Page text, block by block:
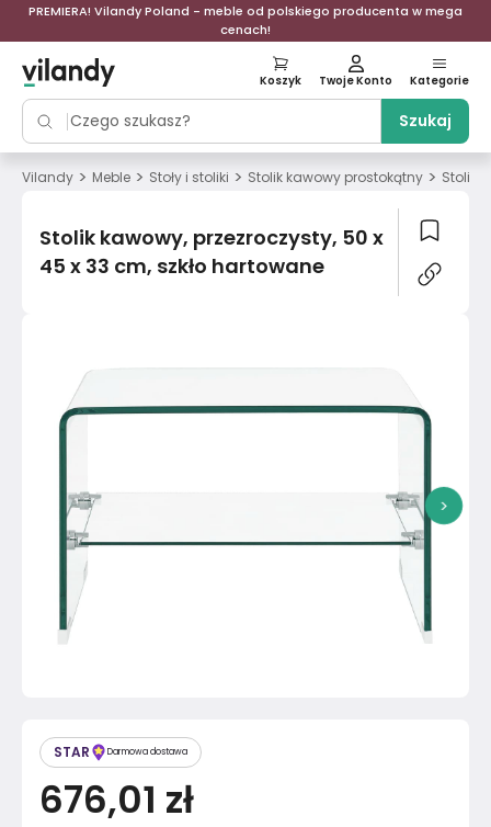
PREMIERA! Vilandy Poland - meble od polskiego producenta w mega
cenach!
Szukaj
Koszyk Twoje Konto Kategorie
Vilandy > Meble > Stoły i stoliki > Stolik kawowy prostokątny > Stolik
Stolik kawowy, przezroczysty, 50 x
45 x 33 cm, szkło hartowane
>
STAR Darmowa dostawa
676,01 zł